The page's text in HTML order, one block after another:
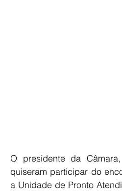
O presidente da
quiseram participar do
a Unidade de Pronto